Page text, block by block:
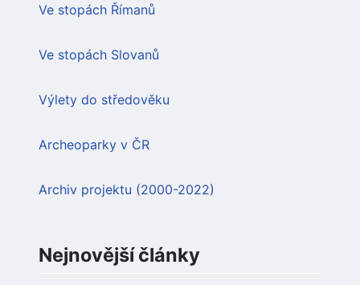
Ve stopách Římanů
Ve stopách Slovanů
Výlety do středověku
Archeoparky v ČR
Archiv projektu (2000-2022)
Nejnovější články